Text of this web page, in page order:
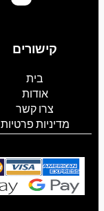
a
s
a
p
p
קישורים
בית
אודות
צרו קשר
מדיניות פרטיות